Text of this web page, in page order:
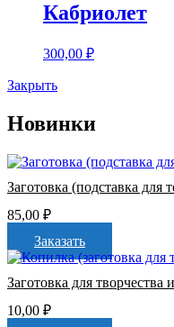
Кабриолет
300,00 ₽
Закрыть
Новинки
Заготовка (подставка для
85,00 ₽
Заказать
Заготовка для
10,00 ₽